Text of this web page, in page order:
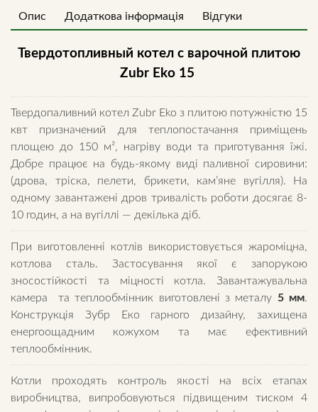
quantity
Опис Додаткова інформація Відгуки
Твердотопливный котел с варочной плитою
Zubr Eko 15
Твердопаливний котел Zubr Eko з плитою потужністю 15
квт призначений для теплопостачання приміщень
площею до 150 м², нагріву води та приготування їжі.
Добре працює на будь-якому виді паливної сировини:
(дрова, тріска, пелети, брикети, кам’яне вугілля). На
одному завантажені дров тривалість роботи досягає 8-
10 годин, а на вугіллі — декілька діб.
При виготовленні котлів використовується жароміцна,
котлова сталь. Застосування якої є запорукою
зносостійкості та міцності котла. Завантажувальна
камера та теплообмінник виготовлені з металу 5 мм.
Конструкція Зубр Еко гарного дизайну, захищена
енергоощадним кожухом та має ефективний
теплообмінник.
Котли проходять контроль якості на всіх етапах
виробництва, випробовуються підвищеним тиском 4